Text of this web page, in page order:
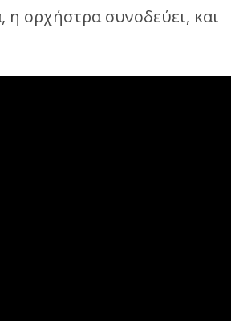
η ορχήστρα συνοδεύει, και